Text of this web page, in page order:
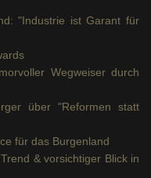
"Industrie ist Garant für
Wegweiser durch
über "Reformen statt
für das Burgenland
& vorsichtiger Blick in